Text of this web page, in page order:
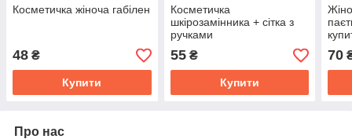
Косметичка жіноча габілен
48 ₴
Купити
Косметичка
шкірозамінника + сітка з
ручками
55₴
Купити
70
Про нас